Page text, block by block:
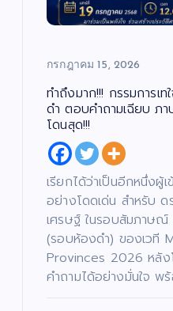
กรกฎาคม 15, 2026
ทำถึงมาก!!! กรรมการเ
ดำ ตอบคำถามเฉียบ ภ
โดนสุด!!!
เรียกได้ว่าเป็นอีกหนึ่งผู้
อย่างโดดเด่น สำหรับ
เศรษฐ์ ในรอบสัมภาษ
(รอบห้องดำ) ของเวที
Provinces 2026 หลัง
คำถามได้อย่างมั่นใจ พ